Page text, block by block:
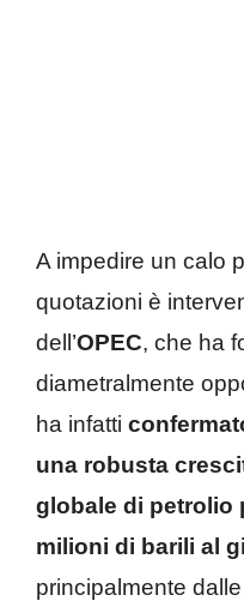
A impedire un calo
quotazioni è
dell’OPEC, che ha
diametralmente
ha infatti
una robusta
globale di petrolio
milioni di barili al
principalmente